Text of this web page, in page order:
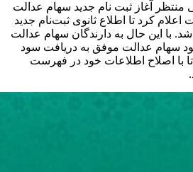
منتظر آغاز ثبت نام جدید سهام عدالت
کرد تا اطلاع ثانوی ثبت‌نام جدید
با این حال به دارندگان سهام عدالت
سهام عدالت موفق به دریافت سود
با اصلاح اطلاعات خود در فهرست